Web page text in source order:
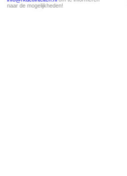
naar de mogelijkheden!